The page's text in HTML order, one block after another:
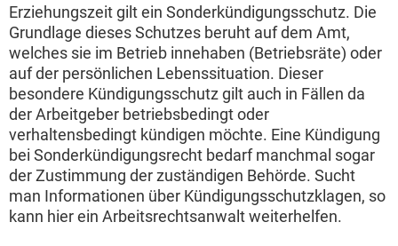
Erziehungszeit gilt ein Sonderkündigungsschutz. Die
Grundlage dieses Schutzes beruht auf dem Amt,
welches sie im Betrieb innehaben (Betriebsräte) oder
auf der persönlichen Lebenssituation. Dieser
besondere Kündigungsschutz gilt auch in Fällen da
der Arbeitgeber betriebsbedingt oder
verhaltensbedingt kündigen möchte. Eine Kündigung
bei Sonderkündigungsrecht bedarf manchmal sogar
der Zustimmung der zuständigen Behörde. Sucht
man Informationen über Kündigungsschutzklagen, so
kann hier ein Arbeitsrechtsanwalt weiterhelfen.